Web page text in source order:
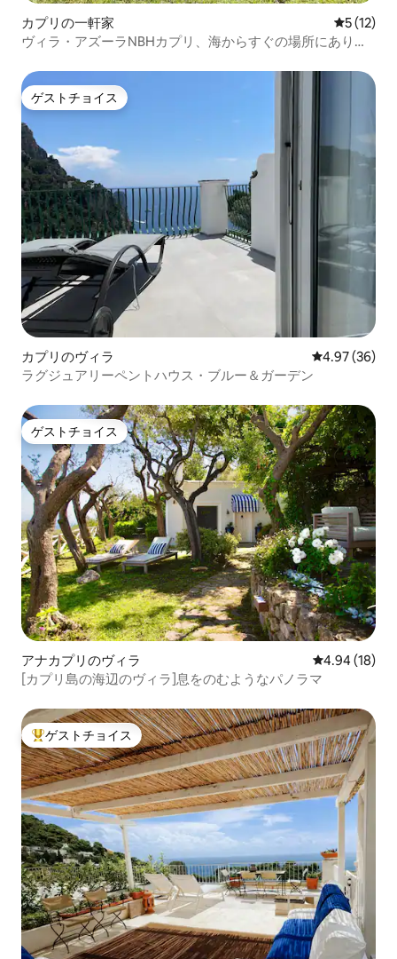
カプリの一軒家 レビュー
5 (12)
ヴィラ・アズーラNBHカプリ、海からすぐの場所にありま
ゲストチョイス
ゲストチョイス
カプリのヴィラ レビュー36
4.97 (36)
ラグジュアリーペントハウス・ブルー＆ガーデン
ゲストチョイス
ゲストチョイス
アナカプリのヴィラ レビュー18
4.94 (18)
[カプリ島の海辺のヴィラ]息をのむようなパノラマ
大好評のゲストチョイスです。
ゲストチョイス